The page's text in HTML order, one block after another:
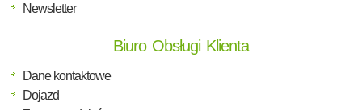
Newsletter
Biuro Obsługi Klienta
Dane kontaktowe
Dojazd